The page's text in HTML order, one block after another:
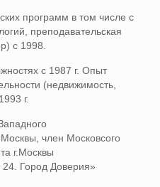
программ в том числе с
преподавательская
с 1998.
с 1987 г. Опыт
(недвижимость,
г.
член Московсого
г.Москвы
Город Доверия»